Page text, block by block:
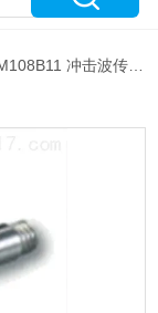
冲击波传感器